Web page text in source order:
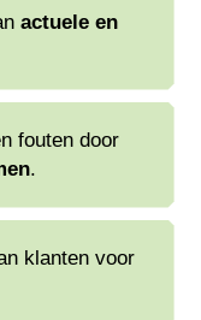
actuele en
fouten door
.
klanten voor